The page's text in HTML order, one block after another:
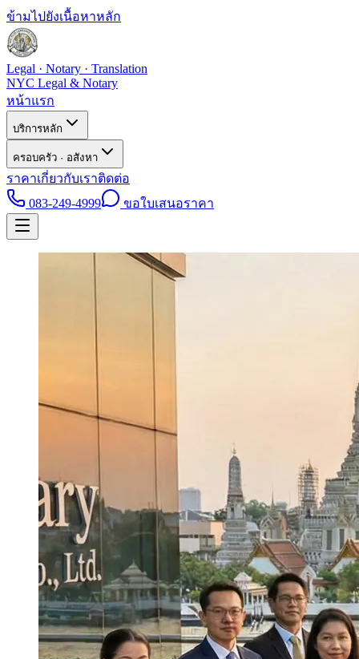
ข้ามไปยังเนื้อหาหลัก
Legal · Notary · Translation
NYC Legal & Notary
หน้าแรก
บริการหลัก
ครอบครัว · อสังหา
ราคาเกี่ยวกับเราติดต่อ
083-249-4999
ขอใบเสนอราคา